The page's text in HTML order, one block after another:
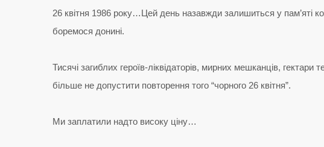
26 квітня 1986 року…Цей день назавжди залишиться у пам’яті
боремося донині.
Тисячі загиблих героїв-ліквідаторів, мирних мешканців,
більше не допустити повторення того “чорного 26 квітня”.
Ми заплатили надто високу ціну…